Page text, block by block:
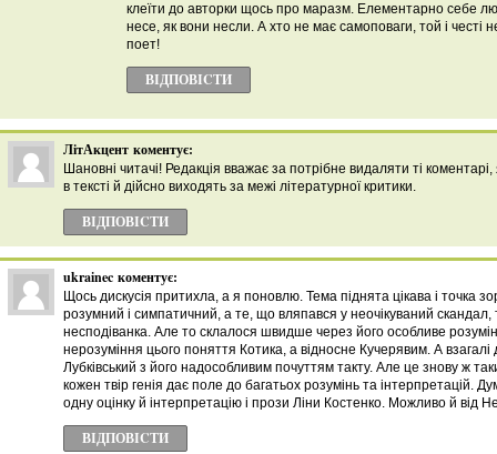
клеїти до авторки щось про маразм. Елементарно себе
несе, як вони несли. А хто не має самоповаги, той і честі
поет!
ВІДПОВІCТИ
ЛітАкцент коментує:
Шановні читачі! Редакція вважає за потрібне видаляти ті
в тексті й дійсно виходять за межі літературної критики.
ВІДПОВІCТИ
ukrainec коментує:
Щось дискусія притихла, а я поновлю. Тема піднята цікава і точка
розумний і симпатичний, а те, що вляпався у неочікуваний скандал,
несподіванка. Але то склалося швидше через його особливе
нерозуміння цього поняття Котика, а відносне Кучерявим. А
Лубківський з його надособливим почуттям такту. Але це знову ж
кожен твір генія дає поле до багатьох розумінь та
одну оцінку й інтерпретацію і прози Ліни Костенко. Можливо й від
ВІДПОВІCТИ